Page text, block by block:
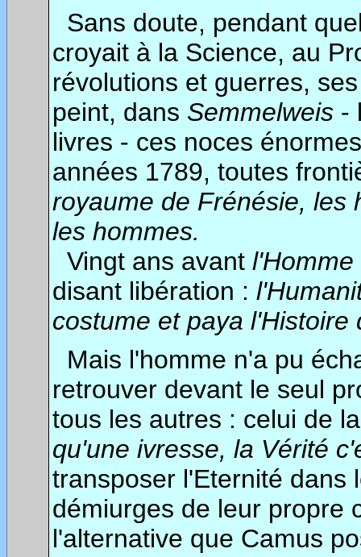
Sans doute, pendant
croyait à la Science, au
révolutions et guerres,
peint, dans Semmelweis -
livres - ces noces
années 1789, toutes
royaume de Frénésie, les
les hommes.
Vingt ans avant
disant libération :
costume et paya
Mais l'homme n'a pu
retrouver devant le seul
tous les autres : celui de
qu'une ivresse, la Vérité
transposer l'Eternité dans
démiurges de leur propre
l'alternative que Camus